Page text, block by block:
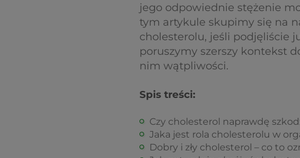
jego odpowiednie stężenie
tym artykule skupimy się na
cholesterolu, jeśli podjęliście
poruszymy szerszy kontekst
nim wątpliwości.
Spis treści:
Czy cholesterol naprawdę
Jaka jest rola cholesterolu w
Dobry i zły cholesterol – co to